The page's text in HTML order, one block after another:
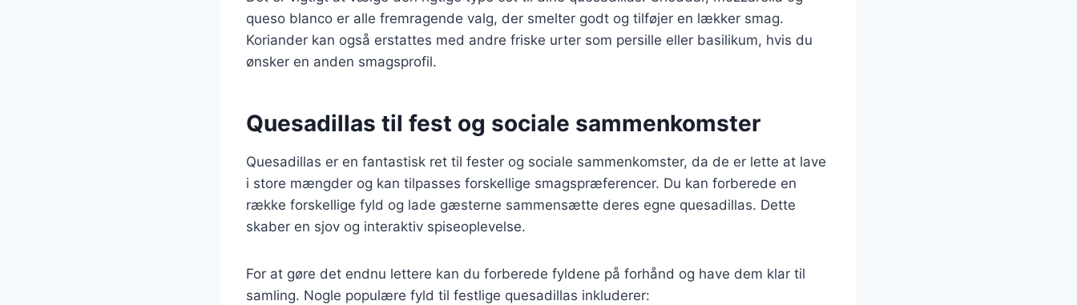
queso blanco er alle fremragende valg, der smelter godt og tilføjer en lækker smag.
Koriander kan også erstattes med andre friske urter som persille eller basilikum, hvis du
ønsker en anden smagsprofil.
Quesadillas til fest og sociale sammenkomster
Quesadillas er en fantastisk ret til fester og sociale sammenkomster, da de er lette at lave
i store mængder og kan tilpasses forskellige smagspræferencer. Du kan forberede en
række forskellige fyld og lade gæsterne sammensætte deres egne quesadillas. Dette
skaber en sjov og interaktiv spiseoplevelse.
For at gøre det endnu lettere kan du forberede fyldene på forhånd og have dem klar til
samling. Nogle populære fyld til festlige quesadillas inkluderer: